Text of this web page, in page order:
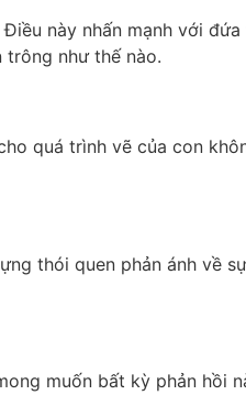
này nhấn mạnh với
trông như thế nào.
quá trình vẽ của con
thói quen phản ánh về
muốn bất kỳ phản hồi